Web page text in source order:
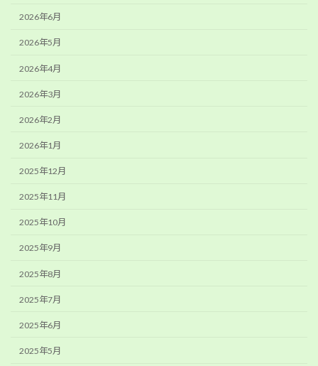
2026年6月
2026年5月
2026年4月
2026年3月
2026年2月
2026年1月
2025年12月
2025年11月
2025年10月
2025年9月
2025年8月
2025年7月
2025年6月
2025年5月